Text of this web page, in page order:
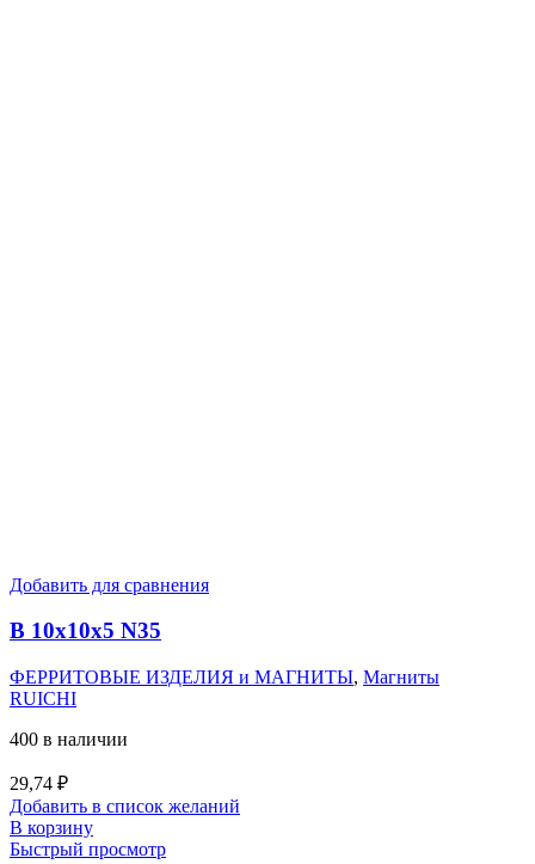
Добавить для сравнения
B 10x10x5 N35
ФЕРРИТОВЫЕ ИЗДЕЛИЯ и МАГНИТЫ, Магниты
RUICHI
400 в наличии
29,74 ₽
Добавить в список желаний
В корзину
Быстрый просмотр